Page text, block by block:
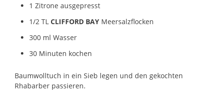
1 Zitrone ausgepresst
1/2 TL CLIFFORD BAY Meersalzflocken
300 ml Wasser
30 Minuten kochen
Baumwolltuch in ein Sieb legen und den gekochten
Rhabarber passieren.